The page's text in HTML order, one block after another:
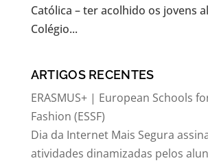
Católica – ter acolhido os jovens
Colégio...
ARTIGOS RECENTES
ERASMUS+ | European Schools
Fashion (ESSF)
Dia da Internet Mais Segura
atividades dinamizadas pelos